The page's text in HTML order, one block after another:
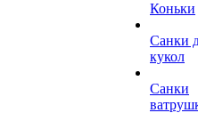
Коньки
Санки
кукол
Санки